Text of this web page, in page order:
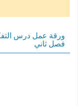
ورقة عمل درس
فصل ثاني